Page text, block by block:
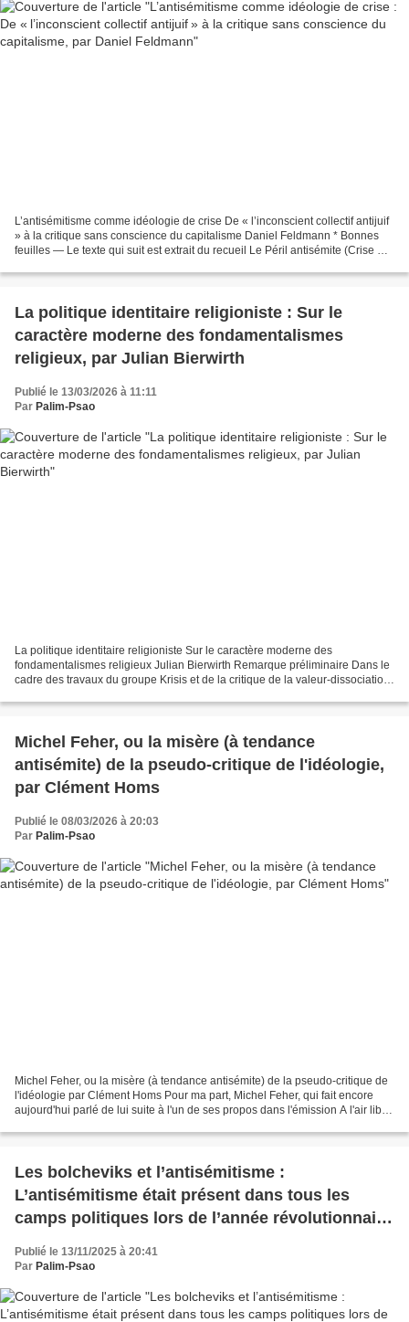
L’antisémitisme comme idéologie de crise De « l’inconscient collectif antijuif
» à la critique sans conscience du capitalisme Daniel Feldmann * Bonnes
feuilles — Le texte qui suit est extrait du recueil Le Péril antisémite (Crise &
La politique identitaire religioniste : Sur le
caractère moderne des fondamentalismes
religieux, par Julian Bierwirth
Publié le 13/03/2026 à 11:11
Par Palim-Psao
La politique identitaire religioniste Sur le caractère moderne des
fondamentalismes religieux Julian Bierwirth Remarque préliminaire Dans le
cadre des travaux du groupe Krisis et de la critique de la valeur-dissociation
Michel Feher, ou la misère (à tendance
antisémite) de la pseudo-critique de l'idéologie,
par Clément Homs
Publié le 08/03/2026 à 20:03
Par Palim-Psao
Michel Feher, ou la misère (à tendance antisémite) de la pseudo-critique de
l'idéologie par Clément Homs Pour ma part, Michel Feher, qui fait encore
aujourd'hui parlé de lui suite à l'un de ses propos dans l'émission A l'air libre
Les bolcheviks et l’antisémitisme :
L’antisémitisme était présent dans tous les
camps politiques lors de l’année révolutionnaire
Publié le 13/11/2025 à 20:41
Par Palim-Psao